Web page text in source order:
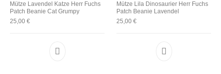
Mütze Lavendel Katze Herr Fuchs
Patch Beanie Cat Grumpy
25,00 €
Mütze Lila Dinosaurier Herr Fuchs
Patch Beanie Lavendel
25,00 €